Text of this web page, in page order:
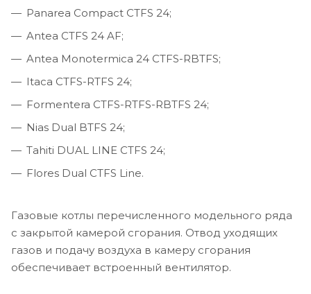
Panarea Compact CTFS 24;
Antea CTFS 24 AF;
Antea Monotermica 24 CTFS-RBTFS;
Itaca CTFS-RTFS 24;
Formentera CTFS-RTFS-RBTFS 24;
Nias Dual BTFS 24;
Tahiti DUAL LINE CTFS 24;
Flores Dual CTFS Line.
Газовые котлы перечисленного модельного ряда
с закрытой камерой сгорания. Отвод уходящих
газов и подачу воздуха в камеру сгорания
обеспечивает встроенный вентилятор.